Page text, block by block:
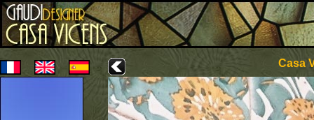
Casa